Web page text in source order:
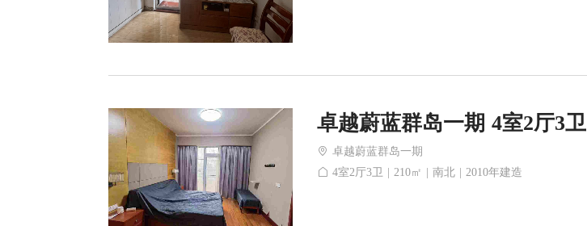
卓越蔚蓝群岛一期 4室2厅3卫
卓越蔚蓝群岛一期
4室2厅3卫 | 210㎡ | 南北 | 2010年建造